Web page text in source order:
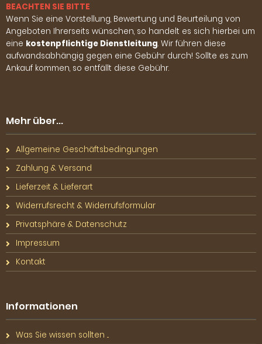
BEACHTEN SIE BITTE
Wenn Sie eine Vorstellung, Bewertung und Beurteilung von
Angeboten Ihrerseits wünschen, so handelt es sich hierbei um
eine kostenpflichtige Dienstleitung. Wir führen diese
aufwandsabhängig gegen eine Gebühr durch! Sollte es zum
Ankauf kommen, so entfällt diese Gebühr.
Mehr über...
Allgemeine Geschäftsbedingungen
Zahlung & Versand
Lieferzeit & Lieferart
Widerrufsrecht & Widerrufsformular
Privatsphäre & Datenschutz
Impressum
Kontakt
Informationen
Was Sie wissen sollten ...